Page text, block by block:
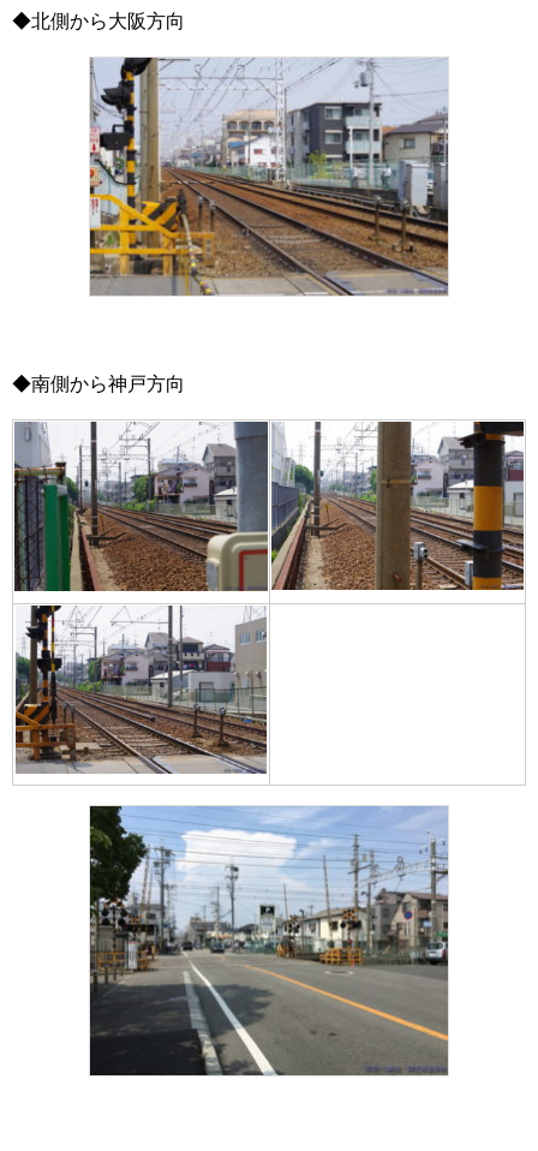
◆北側から大阪方向
◆南側から神戸方向